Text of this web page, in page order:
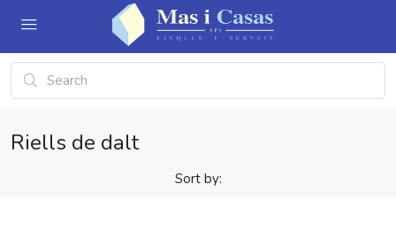
Riells de dalt
Sort by: